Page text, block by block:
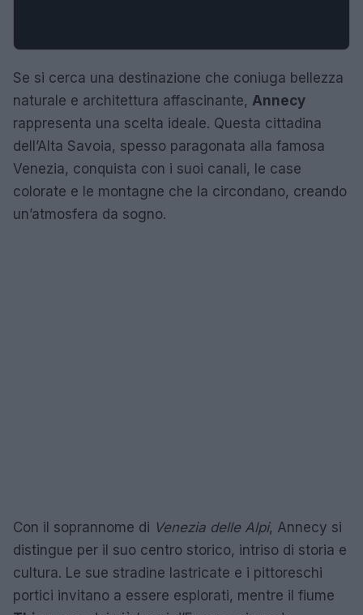
Se si cerca una destinazione che coniuga bellezza
naturale e architettura affascinante, Annecy
rappresenta una scelta ideale. Questa cittadina
dell’Alta Savoia, spesso paragonata alla famosa
Venezia, conquista con i suoi canali, le case
colorate e le montagne che la circondano, creando
un’atmosfera da sogno.
Con il soprannome di Venezia delle Alpi, Annecy si
distingue per il suo centro storico, intriso di storia e
cultura. Le sue stradine lastricate e i pittoreschi
portici invitano a essere esplorati, mentre il fiume